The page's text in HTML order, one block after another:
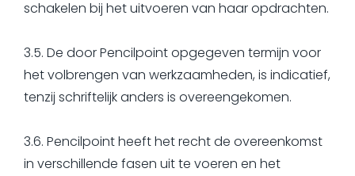
schakelen bij het uitvoeren van haar opdrachten.
3.5. De door Pencilpoint opgegeven termijn voor
het volbrengen van werkzaamheden, is indicatief,
tenzij schriftelijk anders is overeengekomen.
3.6. Pencilpoint heeft het recht de overeenkomst
in verschillende fasen uit te voeren en het